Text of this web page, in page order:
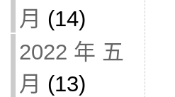
月 (14)
2022 年 五
月 (13)